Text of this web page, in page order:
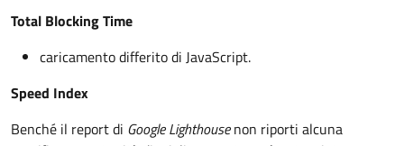
Total Blocking Time
caricamento differito di JavaScript.
Speed Index
Benché il report di Google Lighthousenon riporti alcuna